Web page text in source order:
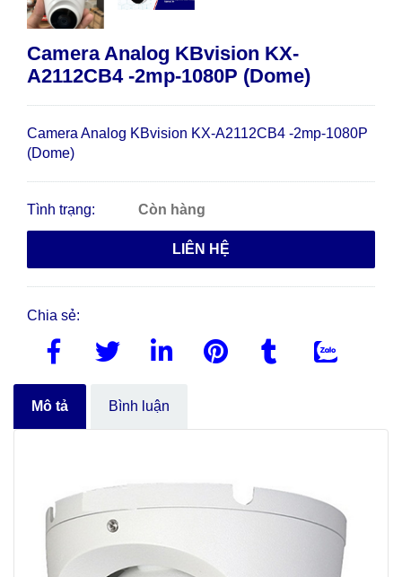
Camera Analog KBvision KX-
A2112CB4 -2mp-1080P (Dome)
Camera Analog KBvision KX-A2112CB4 -2mp-1080P
(Dome)
Tình trạng: Còn hàng
LIÊN HỆ
Chia sẻ:
Mô tả Bình luận